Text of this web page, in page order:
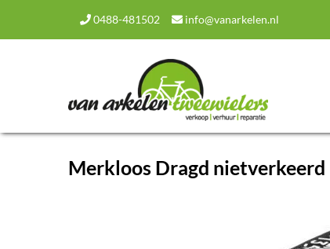
0488-481502 info@vanarkelen.nl
Merkloos Dragd nietverkeerd